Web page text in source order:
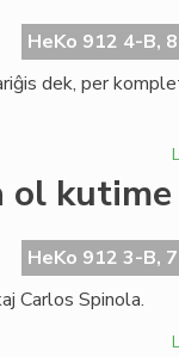
HeKo 912 4-B,
dek, per
ol kutime
HeKo 912 3-B,
Carlos Spinola.